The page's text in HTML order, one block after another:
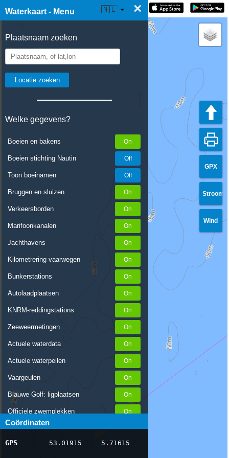
Waterkaart - Menu ×
Plaatsnaam zoeken
Welke gegevens?
Boeien en bakens
Boeien stichting Nautin
Toon boeinamen
Bruggen en sluizen
Verkeersborden
Marifoonkanalen
Jachthavens
Kilometrering vaarwegen
Bunkerstations
Autolaadplaatsen
KNRM-reddingstations
Zeeweermetingen
Actuele waterdata
Actuele waterpeilen
Vaargeulen
Blauwe Golf: ligplaatsen
Officiele zwemplekken
Stremmingen/hinder
AIS scheepsposities
Coördinaten
GPS 53.01915 5.71615
☰ Waterkaart Live 🇳🇱
GPX
Stroom
Wind